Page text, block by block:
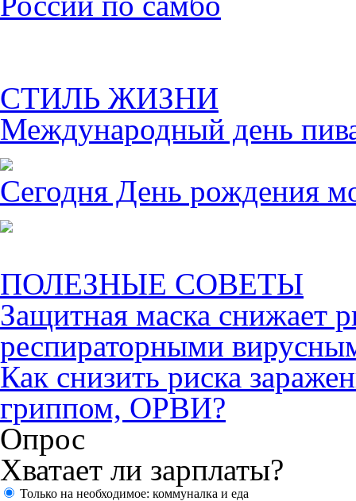
СТИЛЬ ЖИЗНИ
Международный день
Сегодня День рождения
ПОЛЕЗНЫЕ СОВЕТЫ
Защитная маска снижает
респираторными
Как снизить риска
гриппом, ОРВИ?
Опрос
Хватает ли зарплаты?
Только на необходимое: коммуналка и еда